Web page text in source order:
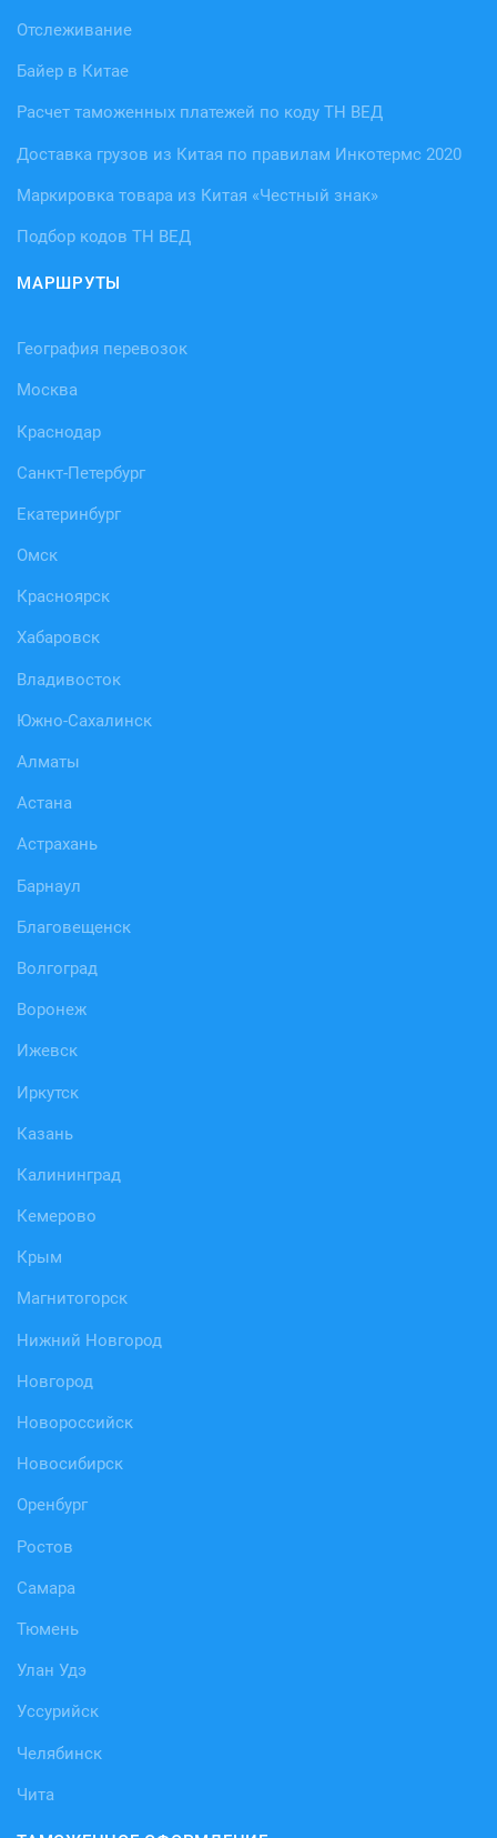
Отслеживание
Байер в Китае
Расчет таможенных платежей по коду ТН ВЕД
Доставка грузов из Китая по правилам Инкотермс 2020
Маркировка товара из Китая «Честный знак»
Подбор кодов ТН ВЕД
МАРШРУТЫ
География перевозок
Москва
Краснодар
Санкт-Петербург
Екатеринбург
Омск
Красноярск
Хабаровск
Владивосток
Южно-Сахалинск
Алматы
Астана
Астрахань
Барнаул
Благовещенск
Волгоград
Воронеж
Ижевск
Иркутск
Казань
Калининград
Кемерово
Крым
Магнитогорск
Нижний Новгород
Новгород
Новороссийск
Новосибирск
Оренбург
Ростов
Самара
Тюмень
Улан Удэ
Уссурийск
Челябинск
Чита